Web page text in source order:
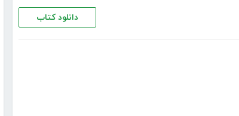
دانلود کتاب